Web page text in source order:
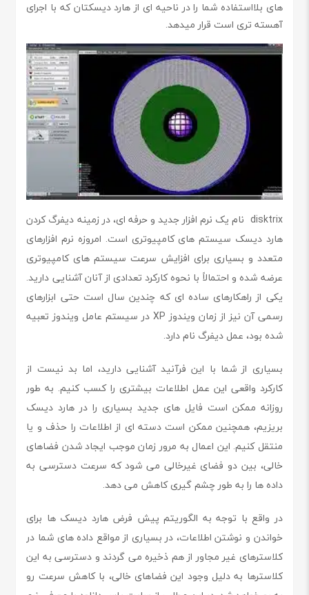
های بلااستفاده شما را در ناحیه ای از هارد دیسکتان که با اجرای
آهسته تری است قرار میدهد.
disktrix نام یک نرم افزار جدید و حرفه ای، در زمینه دیفرگ کردن
هارد دیسک سیستم های کامپیوتری است. امروزه نرم افزارهای
متعدد و بسیاری برای افزایش سرعت سیستم های کامپیوتری
عرضه شده و احتمالاً با نحوه کارکرد تعدادی از آنان آشنایی دارید.
یکی از راهکارهای ساده ای که چندین سال است حتی ابزارهای
رسمی آن نیز از زمان ویندوز XP در سیستم عامل ویندوز تعبیه
شده بود، عمل دیفرگ نام دارد.
بسیاری از شما با این فرآنید آشنایی دارید، اما بد نیست از
کارکرد واقعی این عمل اطلاعات بیشتری را کسب کنیم. به طور
روزانه ممکن است فایل های جدید بسیاری را در هارد دیسک
بریزیم، همچنین ممکن است دسته ای از اطلاعات را حذف و یا
منتقل کنیم. این اعمال به مرور زمان موجب ایجاد شدن فضاهای
خالی، بین دو فضای غیرخالی می شود که سرعت دسترسی به
داده ها را به طور چشم گیری کاهش می دهد.
در واقع با توجه به الگوریتم پیش فرض هارد دیسک ها برای
خواندن و نوشتن اطلاعات، در بسیاری از مواقع داده های شما در
کلاسترهای غیر مجاور از هم ذخیره می گردند و دسترسی به این
کلاسترها به دلیل وجود این فضاهای خالی، با کاهش سرعت رو